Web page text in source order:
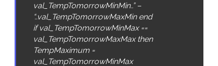
val_TempTomorrowMinMin.” –
..val_TempTomorrowMaxMin end
if val_TempTomorrowMinMax==
val_TempTomorrowMaxMax then
TempMaximum =
val_TempTomorrowMinMax